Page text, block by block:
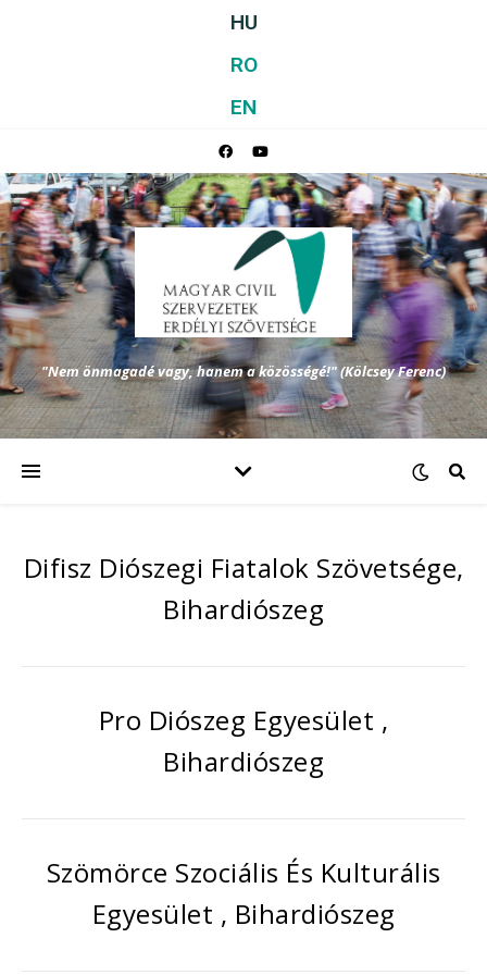
HU
RO
EN
"Nem önmagadé vagy, hanem a közösségé!" (Kölcsey Ferenc)
Difisz Diószegi Fiatalok Szövetsége,
Bihardiószeg
Pro Diószeg Egyesület ,
Bihardiószeg
Szömörce Szociális És Kulturális
Egyesület , Bihardiószeg